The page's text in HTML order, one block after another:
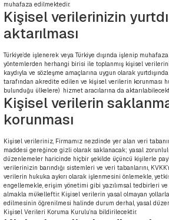
muhafaza edilmektedir.
Kişisel verilerinizin
aktarılması
Türkiye’de işlenerek veya Türkiye dışında işlenip
yöntemlerden herhangi birisi ile toplanmış kişisel
kaydıyla ve sözleşme amaçlarına uygun olarak
tarafından akredite edilen ve kişisel verilerin korunması
bulunduğu ülkelere) hizmet aracılarına da
Kişisel verilerin
korunması
Kişisel verileriniz, Firmamız nezdinde yer alan veri
maddesi gereğince gizli olarak saklanacak; yasal
düzenlemeler haricinde hiçbir şekilde üçüncü kişilerle
verilerinizin barındığı sistemleri ve veri tabanlarını,
verilerin hukuka aykırı olarak işlenmesini önlemekle,
engellemekle, erişim yönetimi gibi yazılımsal tedbirleri
almakla mükelleftir. Kişisel verilerin yasal olmayan
edilmesinin öğrenilmesi halinde durum derhal, yasal
Kişisel Verileri Koruma Kurulu’na bildirilecektir.